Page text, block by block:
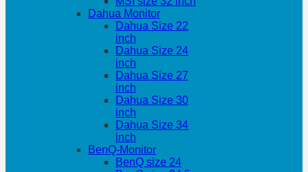
Dahua Monitor
Dahua Size 22
inch
Dahua Size 24
inch
Dahua Size 27
inch
Dahua Size 30
inch
Dahua Size 34
inch
BenQ-Monitor
BenQ size 24